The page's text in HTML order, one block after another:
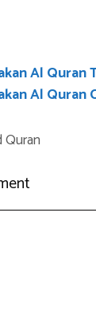
Al Quran
Al Quran